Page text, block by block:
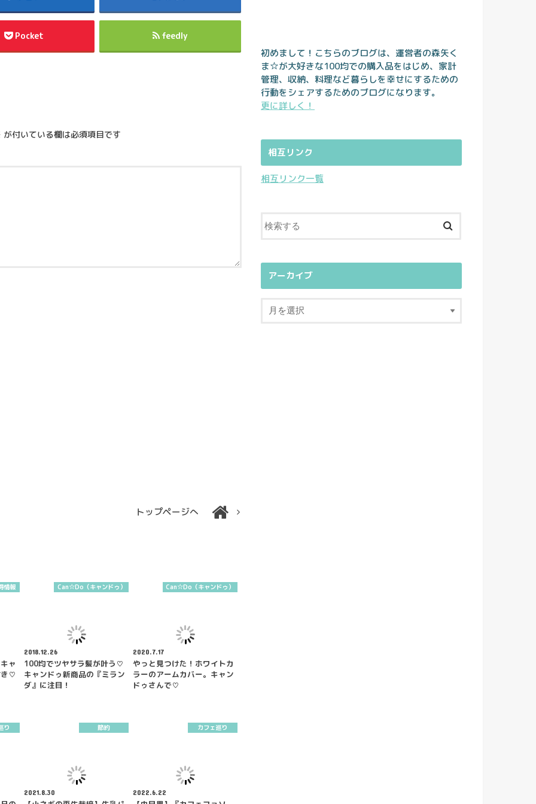
Pocket feedly
が付いている欄は必須項目です
トップページへ
情報
ャ
き♡
Can☆Do（キャンドゥ）
2018.12.26
100均でツヤサラ髪が叶う♡
キャンドゥ新商品の『ミラン
ダ』に注目！
Can☆Do（キャンドゥ）
2020.7.17
やっと見つけた！ホワイトカ
ラーのアームカバー。キャン
ドゥさんで♡
り 節約
2021.8.30
カフェ巡り
2022.6.22
初めまして！こちらのブログは、運営者の森矢く
ま☆が大好きな100均での購入品をはじめ、家計
管理、収納、料理など暮らしを幸せにするための
行動をシェアするためのブログになります。
更に詳しく！
相互リンク
相互リンク一覧
アーカイブ